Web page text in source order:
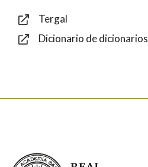
Tergal
Dicionario de dicionarios
Real Academia Galega